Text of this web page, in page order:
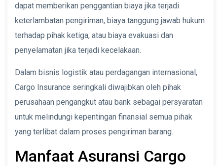
dapat memberikan penggantian biaya jika terjadi
keterlambatan pengiriman, biaya tanggung jawab hukum
terhadap pihak ketiga, atau biaya evakuasi dan
penyelamatan jika terjadi kecelakaan.
Dalam bisnis logistik atau perdagangan internasional,
Cargo Insurance seringkali diwajibkan oleh pihak
perusahaan pengangkut atau bank sebagai persyaratan
untuk melindungi kepentingan finansial semua pihak
yang terlibat dalam proses pengiriman barang.
Manfaat Asuransi Cargo